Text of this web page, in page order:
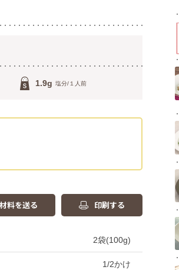
1.9g 塩分/１人前
材料を送る 印刷する
2袋(100g)
1/2かけ